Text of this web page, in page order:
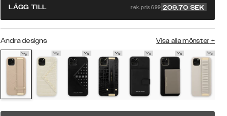
LÄGG TILL rek. pris 699 209.70 SEK
Andra designs Visa alla mönster +